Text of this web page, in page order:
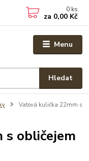
Menu
Hledat
0 ks
za 0,00 Kč
Vatová kulička 22mm s
s obličejem